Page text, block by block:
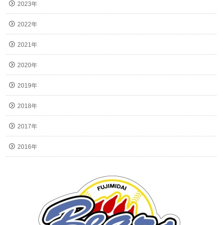
2023年
2022年
2021年
2020年
2019年
2018年
2017年
2016年